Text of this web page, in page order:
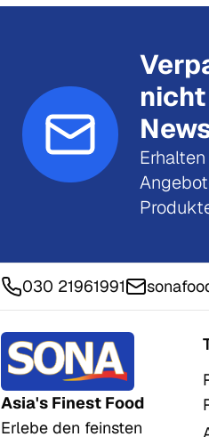
030 21961991
Asia's Finest Food
Erlebe den feinsten